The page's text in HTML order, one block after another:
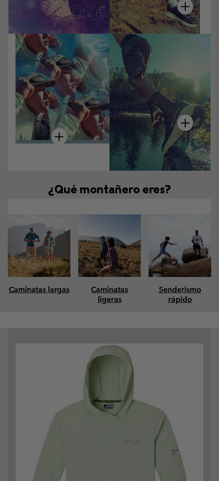
hot spot
hot spot
hot spot
¿Qué montañero eres?
Caminatas largas
Caminatas
ligeras
Senderismo
rápido